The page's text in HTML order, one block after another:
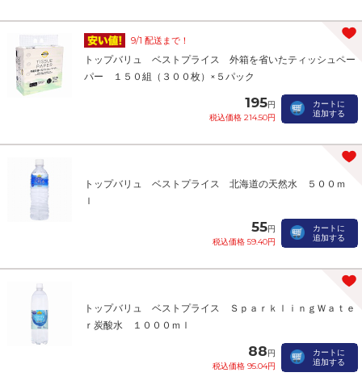
9/1 配送まで！
トップバリュ ベストプライス 外箱を省いたティッシュペー
パー １５０組（３００枚）×５パック
195円
税込価格 214.50円
カートに
追加する
トップバリュ ベストプライス 北海道の天然水 ５００ｍ
ｌ
55円
税込価格 59.40円
カートに
追加する
トップバリュ ベストプライス ＳｐａｒｋｌｉｎｇＷａｔｅ
ｒ炭酸水 １０００ｍｌ
88円
税込価格 95.04円
カートに
追加する